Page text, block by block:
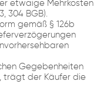
etwaige Mehrkosten
304 BGB).
gemäß § 126b
Gegebenheiten
trägt der Käufer die